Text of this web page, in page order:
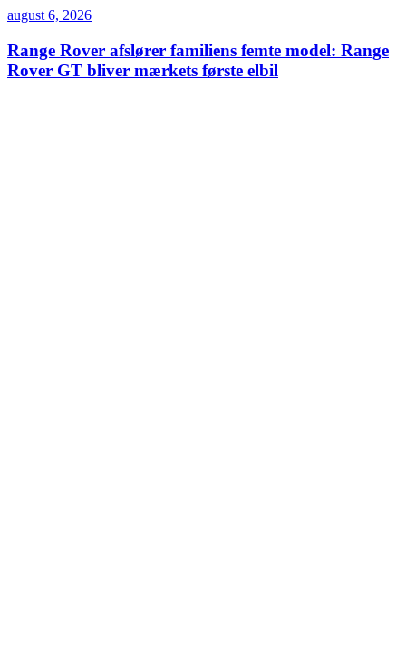
august 6, 2026
Range Rover afslører familiens femte model: Range
Rover GT bliver mærkets første elbil